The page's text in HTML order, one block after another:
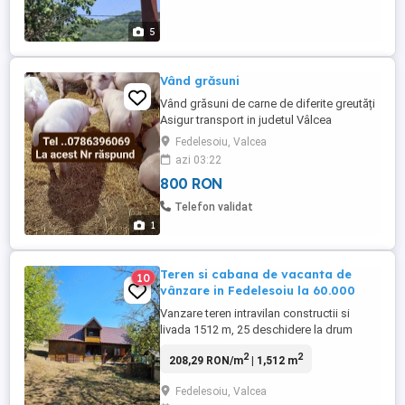
5
1
Vând grăsuni
Vând grăsuni de carne de diferite greutăți
Asigur transport in judetul Vâlcea
Fedelesoiu, Valcea
azi 03:22
800 RON
Telefon validat
10
Teren si cabana de vacanta de
vânzare in Fedelesoiu la 60.000
Vanzare teren intravilan constructii si
livada 1512 m, 25 deschidere la drum
Fedelesoiu 61 mp, utilitati curent (
fantana si retea de apa la strada si proiect
208,29 RON/m2| 1,512 m2
Fedelesoiu, Valcea